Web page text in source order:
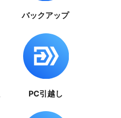
バックアップ
PC引越し